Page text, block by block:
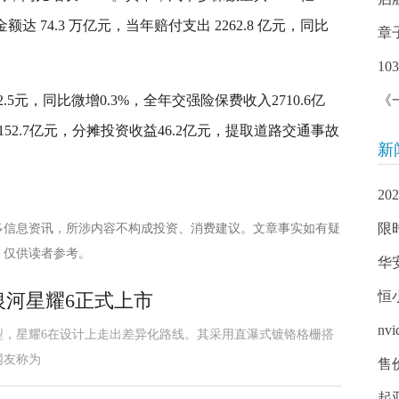
达 74.3 万亿元，当年赔付支出 2262.8 亿元，同比
元，同比微增0.3%，全年交强险保费收入2710.6亿
亿元，分摊投资收益46.2亿元，提取道路交通事故
息资讯，所涉内容不构成投资、消费建议。文章事实如有疑
供读者参考。
河星耀6正式上市
星耀6在设计上走出差异化路线。其采用直瀑式镀铬格栅搭
友称为
章
新
限
华
恒
售